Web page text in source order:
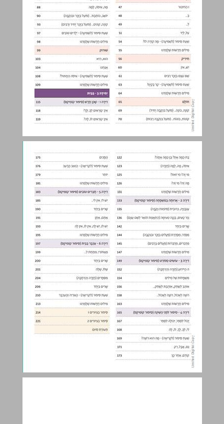
יחְִידהָ 1 - א עַד ת ... 5